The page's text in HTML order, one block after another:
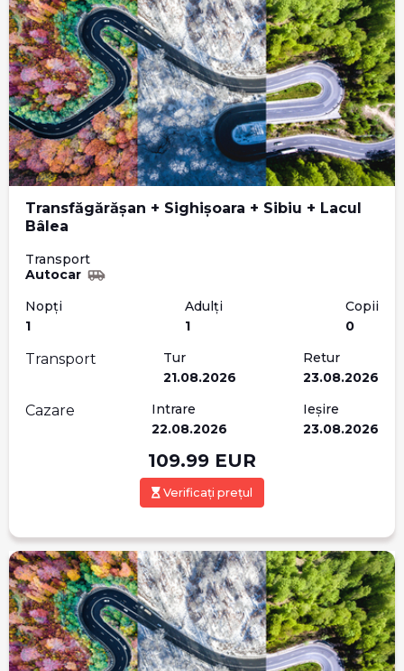
Transfăgărășan + Sighișoara + Sibiu + Lacul
Bâlea
Transport
Autocar
Nopți
1
Adulți
1
Copii
0
Transport
Tur
21.08.2026
Retur
23.08.2026
Cazare
Intrare
22.08.2026
Ieșire
23.08.2026
109.99 EUR
Verificați prețul